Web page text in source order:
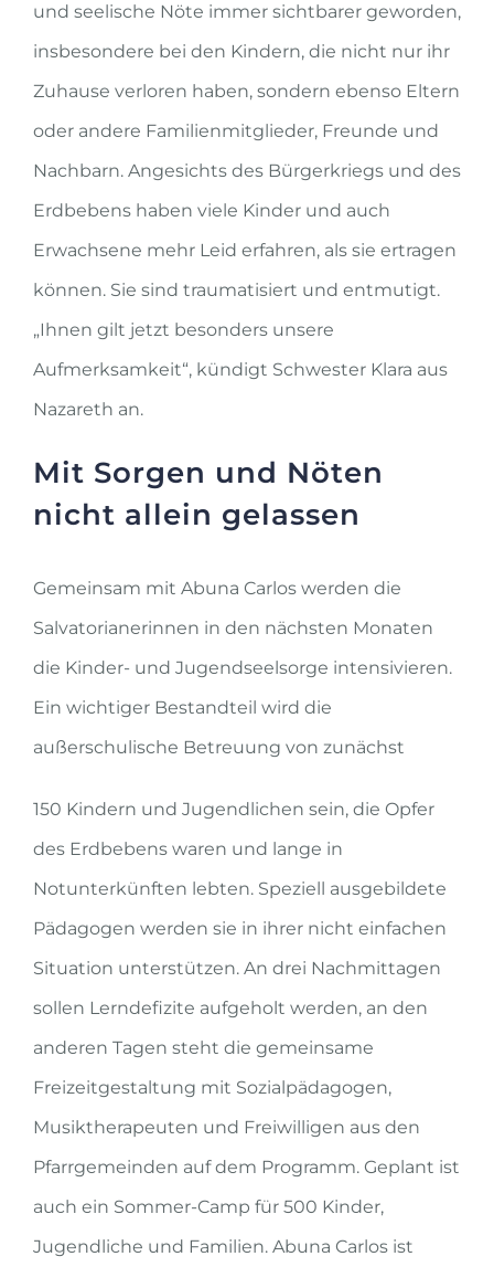
und seelische Nöte immer sichtbarer geworden,
insbesondere bei den Kindern, die nicht nur ihr
Zuhause verloren haben, sondern ebenso Eltern
oder andere Familienmitglieder, Freunde und
Nachbarn. Angesichts des Bürgerkriegs und des
Erdbebens haben viele Kinder und auch
Erwachsene mehr Leid erfahren, als sie ertragen
können. Sie sind traumatisiert und entmutigt.
„Ihnen gilt jetzt besonders unsere
Aufmerksamkeit“, kündigt Schwester Klara aus
Nazareth an.
Mit Sorgen und Nöten
nicht allein gelassen
Gemeinsam mit Abuna Carlos werden die
Salvatorianerinnen in den nächsten Monaten
die Kinder- und Jugendseelsorge intensivieren.
Ein wichtiger Bestandteil wird die
außerschulische Betreuung von zunächst
150 Kindern und Jugendlichen sein, die Opfer
des Erdbebens waren und lange in
Notunterkünften lebten. Speziell ausgebildete
Pädagogen werden sie in ihrer nicht einfachen
Situation unterstützen. An drei Nachmittagen
sollen Lerndefizite aufgeholt werden, an den
anderen Tagen steht die gemeinsame
Freizeitgestaltung mit Sozialpädagogen,
Musiktherapeuten und Freiwilligen aus den
Pfarrgemeinden auf dem Programm. Geplant ist
auch ein Sommer-Camp für 500 Kinder,
Jugendliche und Familien. Abuna Carlos ist